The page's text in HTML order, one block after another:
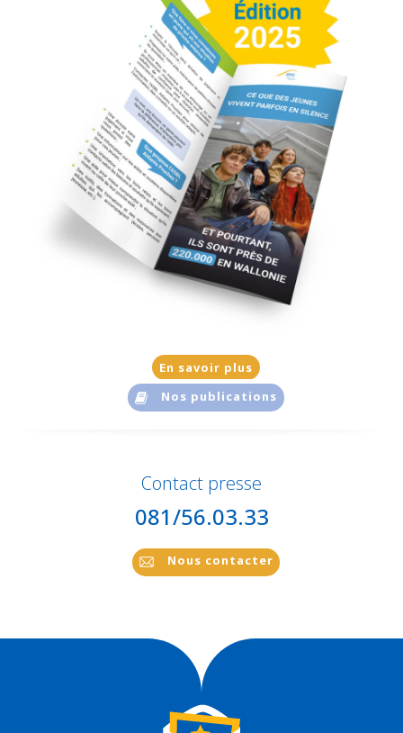
En savoir plus
Nos publications
Contact presse
081/56.03.33
Nous contacter